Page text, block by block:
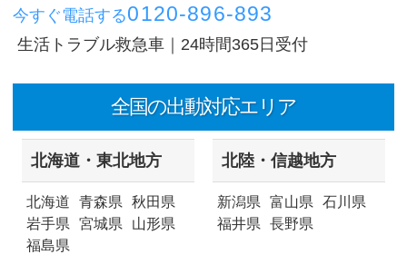
今すぐ電話する0120-896-893
生活トラブル救急車｜24時間365日受付
全国の出動対応エリア
北海道・東北地方
北海道 青森県
秋田県
岩手県
宮城県
山形県
福島県
北陸・信越地方
新潟県 富山県
石川県
福井県
長野県